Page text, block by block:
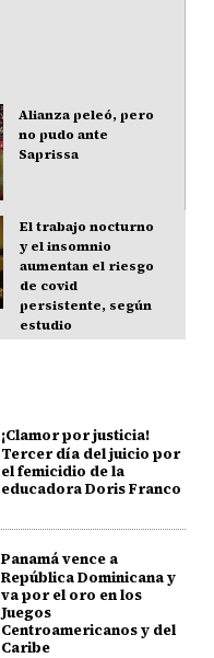
Alianza peleó, pero
no pudo ante
Saprissa
El trabajo nocturno
y el insomnio
aumentan el riesgo
de covid
persistente, según
estudio
¡Clamor por justicia!
Tercer día del juicio por
el femicidio de la
educadora Doris Franco
Panamá vence a
República Dominicana y
va por el oro en los
Juegos
Centroamericanos y del
Caribe